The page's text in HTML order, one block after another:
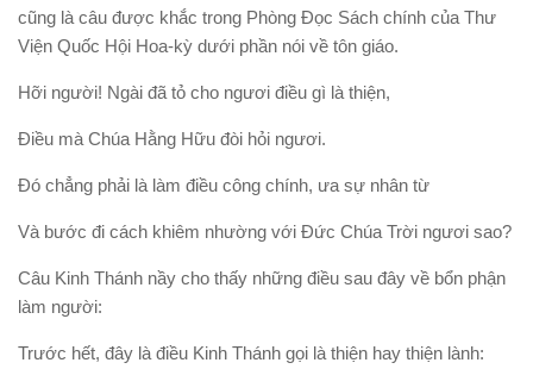
cũng là câu được khắc trong Phòng Đọc Sách chính của Thư
Viện Quốc Hội Hoa-kỳ dưới phần nói về tôn giáo.
Hỡi người! Ngài đã tỏ cho ngươi điều gì là thiện,
Điều mà Chúa Hằng Hữu đòi hỏi ngươi.
Đó chẳng phải là làm điều công chính, ưa sự nhân từ
Và bước đi cách khiêm nhường với Đức Chúa Trời ngươi sao?
Câu Kinh Thánh nầy cho thấy những điều sau đây về bổn phận
làm người:
Trước hết, đây là điều Kinh Thánh gọi là thiện hay thiện lành: